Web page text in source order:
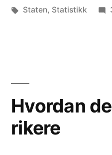
av
Stikkord:
Staten, Statistikk
Hvordan
rikere